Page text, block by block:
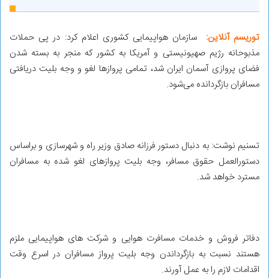
توریسم آنلاین: سازمان هواپیمایی کشوری اعلام کرد: در پی حملات
مذبوحانه رژیم صهیونیستی و آمریکا به کشور که منجر به بسته شدن
فضای پروازی آسمان ایران شد، تمامی پروازها لغو و وجه بلیت دریافتی
مسافران بازگردانده می‌شود.
تسنیم نوشت: به دنبال دستور فرزانه صادق وزیر راه و شهرسازی و براساس
دستورالعمل حقوق مسافر، وجه بلیت پروازهای لغو شده به مسافران
مسترد خواهد شد.
دفاتر فروش و خدمات مسافرت هوایی و شرکت های هواپیمایی ملزم
هستند نسبت به بازگرداندن وجه بلیت پرواز مسافران در اسرع وقت
اقدامات لازم را به عمل آورند.